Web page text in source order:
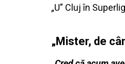
„U” Cluj în
„Mister, de